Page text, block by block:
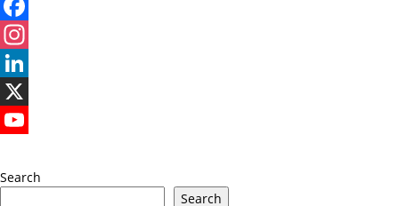
Facebook
Instagram
LinkedIn
X
Search
Search